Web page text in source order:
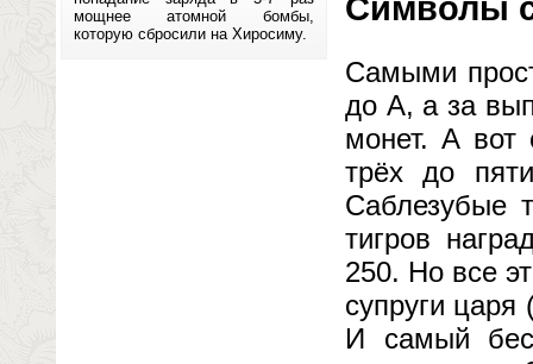
мощнее атомной бомбы,
которую сбросили на Хиросиму.
Символы
Самыми
до A, а за
монет. А
трёх до
Саблезубые
тигров
250. Но все
супруги
И самый